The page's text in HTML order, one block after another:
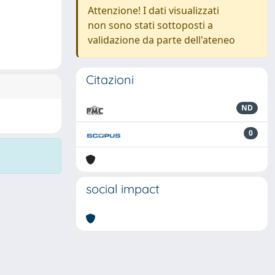
Attenzione! I dati visualizzati
non sono stati sottoposti a
validazione da parte dell'ateneo
Citazioni
ND
0
social impact